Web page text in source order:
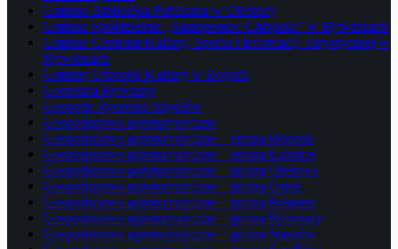
Gminna Biblioteka Publiczna w Oleśnicy
Gminna Spółdzielnia „Samopomoc Chłopska” w Rytwianach
Gminne Centrum Kultury, Sportu i Informacji Turystycznej w
Rytwianach
Gminny Ośrodek Kultury w Bogorii
Gorzelnia Rytwiany
Gospoda Rycerska Szydłów
Gospodarstwa agroturystyczne
Gospodarstwa agroturystyczne – gmina Bogoria
Gospodarstwa agroturystyczne – gmina Łubnice
Gospodarstwa agroturystyczne – gmina Oleśnica
Gospodarstwa agroturystyczne – gmina Osiek
Gospodarstwa agroturystyczne – gmina Połaniec
Gospodarstwa agroturystyczne – gmina Rytwiany
Gospodarstwa agroturystyczne – gmina Staszów